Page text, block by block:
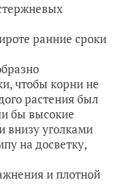
ранние сроки
чтобы корни не
растения был
бы высокие
внизу уголками
на досветку,
и плотной